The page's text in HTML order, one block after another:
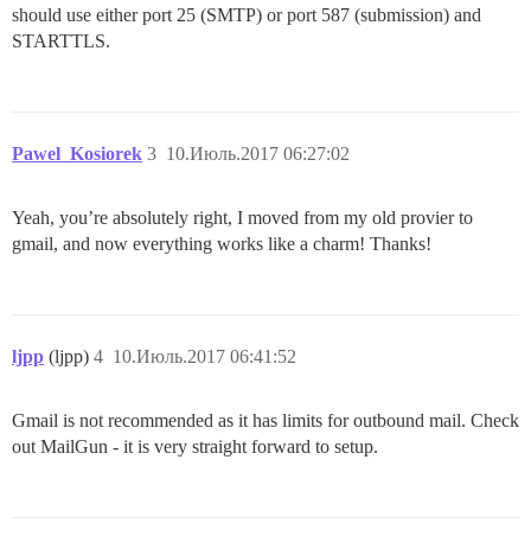
should use either port 25 (SMTP) or port 587 (submission) and
STARTTLS.
Pawel_Kosiorek 10.Июль.2017 06:27:02
3
Yeah, you’re absolutely right, I moved from my old provier to
gmail, and now everything works like a charm! Thanks!
ljpp (ljpp) 10.Июль.2017 06:41:52
4
Gmail is not recommended as it has limits for outbound mail. Check
out MailGun - it is very straight forward to setup.